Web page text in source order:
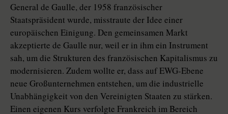
General de Gaulle, der 1958 französischer
Staatspräsident wurde, misstraute der Idee einer
europäischen Einigung. Den gemeinsamen Markt
akzeptierte de Gaulle nur, weil er in ihm ein Instrument
sah, um die Strukturen des französischen Kapitalismus zu
modernisieren. Zudem wollte er, dass auf EWG-Ebene
neue Großunternehmen entstehen, um die industrielle
Unabhängigkeit von den Vereinigten Staaten zu stärken.
Einen eigenen Kurs verfolgte Frankreich im Bereich